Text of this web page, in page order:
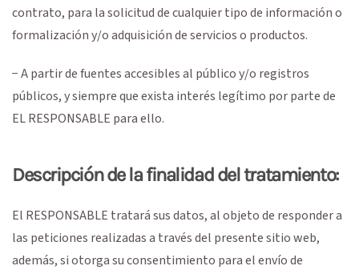
contrato, para la solicitud de cualquier tipo de información o
formalización y/o adquisición de servicios o productos.
− A partir de fuentes accesibles al público y/o registros
públicos, y siempre que exista interés legítimo por parte de
EL RESPONSABLE para ello.
Descripción de la finalidad del tratamiento:
El RESPONSABLE tratará sus datos, al objeto de responder a
las peticiones realizadas a través del presente sitio web,
además, si otorga su consentimiento para el envío de